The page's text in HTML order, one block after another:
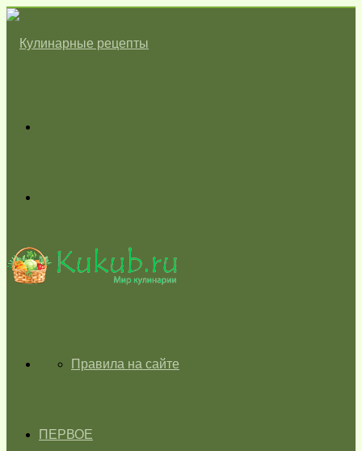
skin
ГЛАВНАЯПравила на сайте
ПЕРВОЕ